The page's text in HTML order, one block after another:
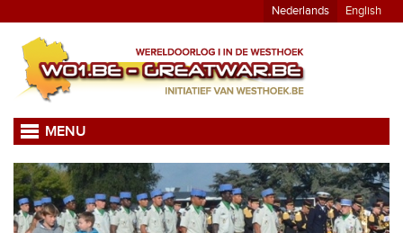
Nederlands English
MENU